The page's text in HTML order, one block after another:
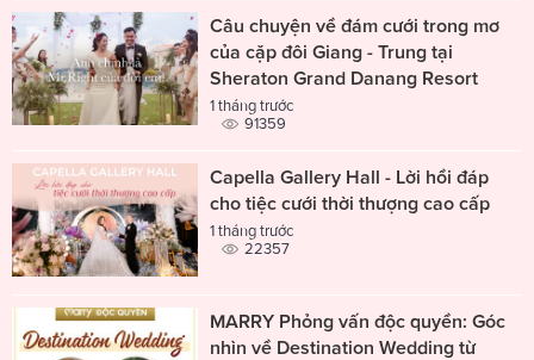
Câu chuyện về đám cưới trong mơ
của cặp đôi Giang - Trung tại
Sheraton Grand Danang Resort
1 tháng trước
91359
Capella Gallery Hall - Lời hồi đáp
cho tiệc cưới thời thượng cao cấp
1 tháng trước
22357
MARRY Phỏng vấn độc quyền: Góc
nhìn về Destination Wedding từ